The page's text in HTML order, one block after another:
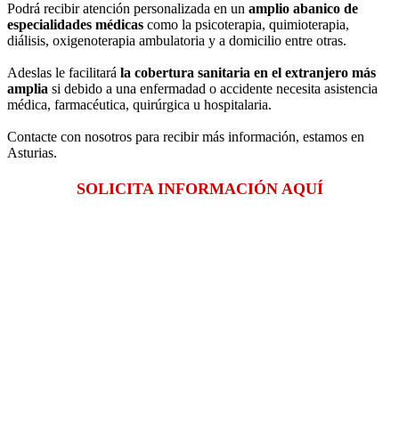
Podrá recibir atención personalizada en un amplio abanico de
especialidades médicas como la psicoterapia, quimioterapia,
diálisis, oxigenoterapia ambulatoria y a domicilio entre otras.
Adeslas le facilitará la cobertura sanitaria en el extranjero más
amplia si debido a una enfermadad o accidente necesita asistencia
médica, farmacéutica, quirúrgica u hospitalaria.
Contacte con nosotros para recibir más información, estamos en
Asturias.
SOLICITA INFORMACIÓN AQUÍ